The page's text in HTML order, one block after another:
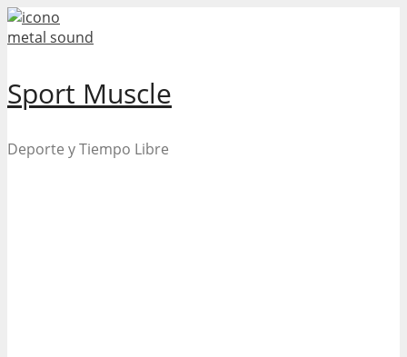
Skip
to
Sport Muscle
Deporte y Tiempo Libre